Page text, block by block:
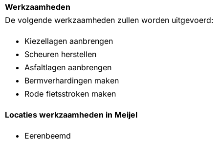
Werkzaamheden
De volgende werkzaamheden zullen worden uitgevoerd:
Kiezellagen aanbrengen
Scheuren herstellen
Asfaltlagen aanbrengen
Bermverhardingen maken
Rode fietsstroken maken
Locaties werkzaamheden in Meijel
Eerenbeemd